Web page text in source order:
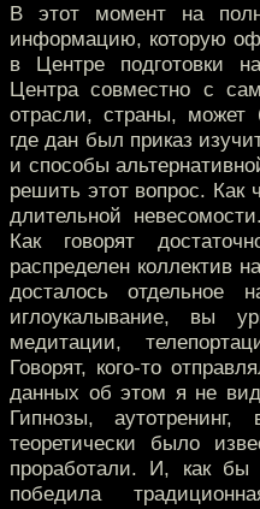
В этот момент на
информацию, которую
в Центре подготовки
Центра совместно с
отрасли, страны, может
где дан был приказ
и способы
решить этот вопрос. Как
длительной
Как говорят
распределен коллектив
досталось отдельное
иглоукалывание, вы
медитации,
Говорят, кого-то
данных об этом я не
Гипнозы,
теоретически было
проработали. И, как
победила